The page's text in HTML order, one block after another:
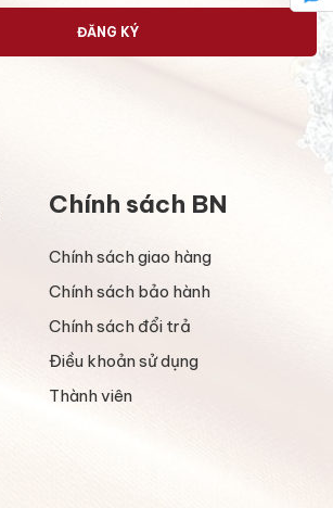
ĐĂNG KÝ
Chính sách BN
Chính sách giao hàng
Chính sách bảo hành
Chính sách đổi trả
Điều khoản sử dụng
Thành viên